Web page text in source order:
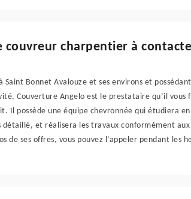
couvreur charpentier à
Bonnet Avalouze et ses environs et
Couverture Angelo est le prestataire qu’il vous
Il possède une équipe chevronnée qui étudiera
et réalisera les travaux conformément aux
de ses offres, vous pouvez l’appeler pendant les